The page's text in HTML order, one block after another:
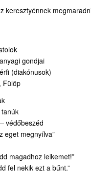
keresztyénnek
gondjai
(diakónusok)
Fülöp
védőbeszéd
eget megnyílva”
magadhoz lelkemet!”
fel nekik ezt a bűnt.”